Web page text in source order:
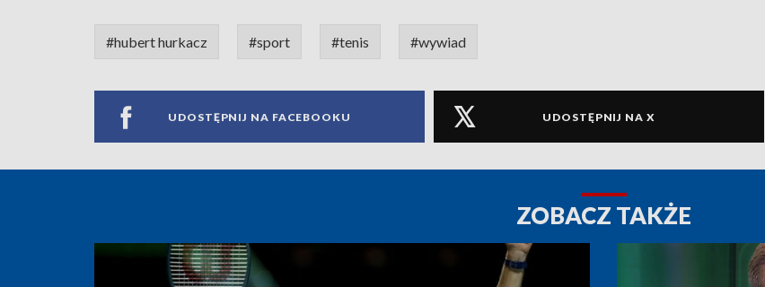
#hubert hurkacz #sport #tenis #wywiad
UDOSTĘPNIJ NA FACEBOOKU UDOSTĘPNIJ NA X
ZOBACZ TAKŻE